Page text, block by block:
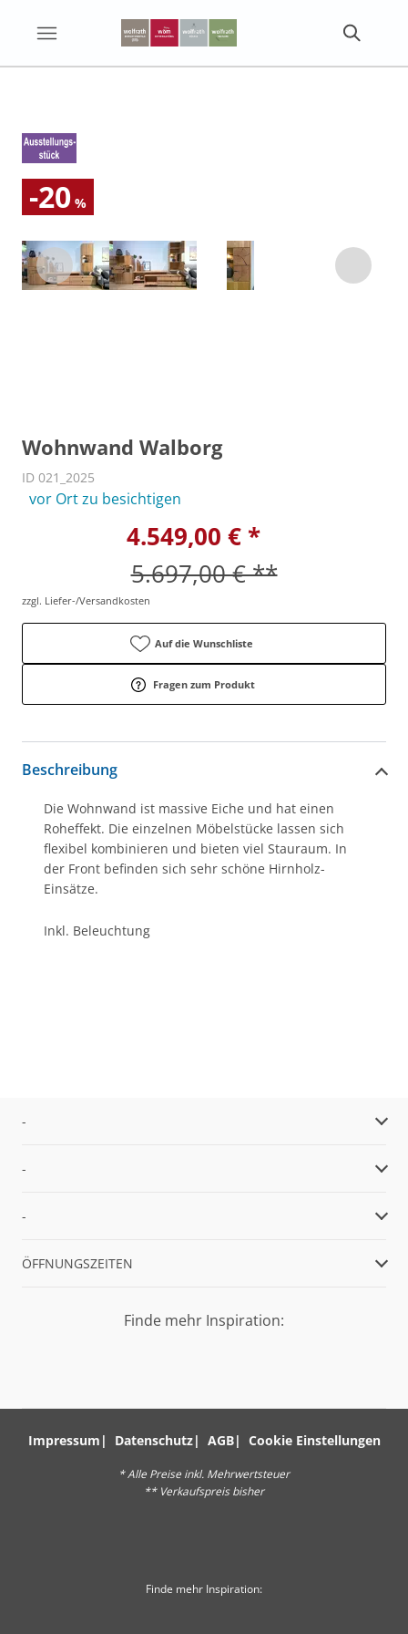
-20 %
Wohnwand Walborg
ID 021_2025
vor Ort zu besichtigen
4.549,00 € *
5.697,00 € **
zzgl. Liefer-/Versandkosten
Auf die Wunschliste
Fragen zum Produkt
Beschreibung
Die Wohnwand ist massive Eiche und hat einen
Roheffekt. Die einzelnen Möbelstücke lassen sich
flexibel kombinieren und bieten viel Stauraum. In
der Front befinden sich sehr schöne Hirnholz-
Einsätze.
Inkl. Beleuchtung
-
-
-
ÖFFNUNGSZEITEN
Finde mehr Inspiration:
Impressum Datenschutz AGB Cookie Einstellungen
* Alle Preise inkl. Mehrwertsteuer
** Verkaufspreis bisher
Finde mehr Inspiration: